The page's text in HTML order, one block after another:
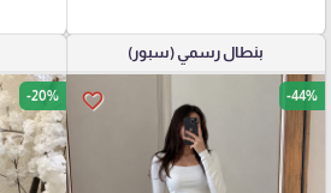
بنطال رسمي (سبور)
favorite_border -44%
-20%